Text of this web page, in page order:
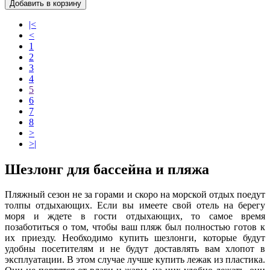
Добавить в корзину
|<
<
1
2
3
4
5
6
7
8
>
>|
Шезлонг для бассейна и пляжа
Пляжный сезон не за горами и скоро на морской отдых поедут
толпы отдыхающих. Если вы имеете свой отель на берегу
моря и ждете в гости отдыхающих, то самое время
позаботиться о том, чтобы ваш пляж был полностью готов к
их приезду. Необходимо купить шезлонги, которые будут
удобны посетителям и не будут доставлять вам хлопот в
эксплуатации. В этом случае лучше купить лежак из пластика.